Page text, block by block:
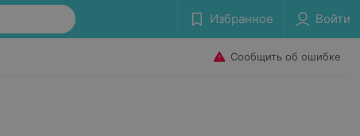
Избранное Войти
Сообщить об ошибке